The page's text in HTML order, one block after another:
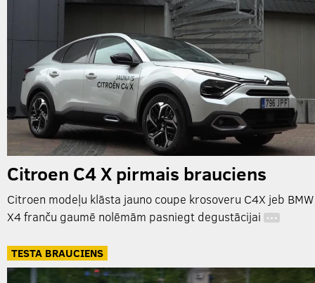
Citroen C4 X pirmais brauciens
Citroen modeļu klāsta jauno coupe krosoveru C4X jeb BMW
X4 franču gaumē nolēmām pasniegt degustācijai …
TESTA BRAUCIENS